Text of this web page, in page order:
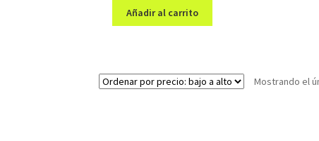
original
era:
actual
es:
Añadir al carrito
Mostrando el